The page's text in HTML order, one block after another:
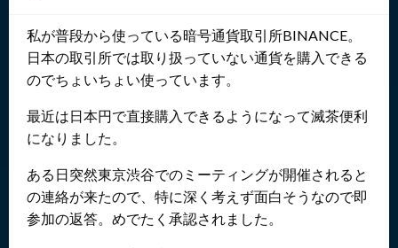
私が普段から使っている暗号通貨取引所BINANCE。
日本の取引所では取り扱っていない通貨を購入できる
のでちょいちょい使っています。
最近は日本円で直接購入できるようになって滅茶便利
になりました。
ある日突然東京渋谷でのミーティングが開催されると
の連絡が来たので、特に深く考えず面白そうなので即
参加の返答。めでたく承認されました。